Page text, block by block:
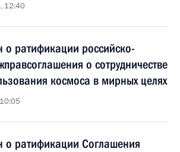
12:40
о ратификации российско-
о сотрудничестве
космоса в мирных целях
о ратификации Соглашения